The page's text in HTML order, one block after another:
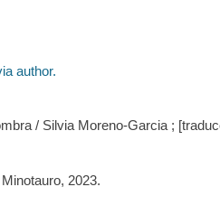
author.
/ Silvia Moreno-Garcia ;
2023.